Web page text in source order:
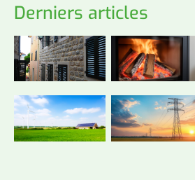
Derniers articles